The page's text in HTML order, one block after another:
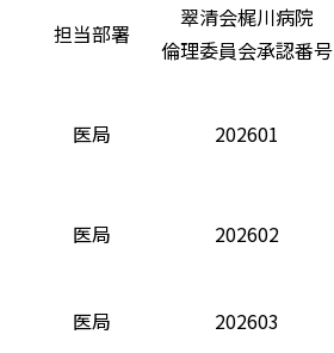
担当部署
翠清会梶川病院
倫理委員会承認番号
医局 202601
医局 202602
医局 202603